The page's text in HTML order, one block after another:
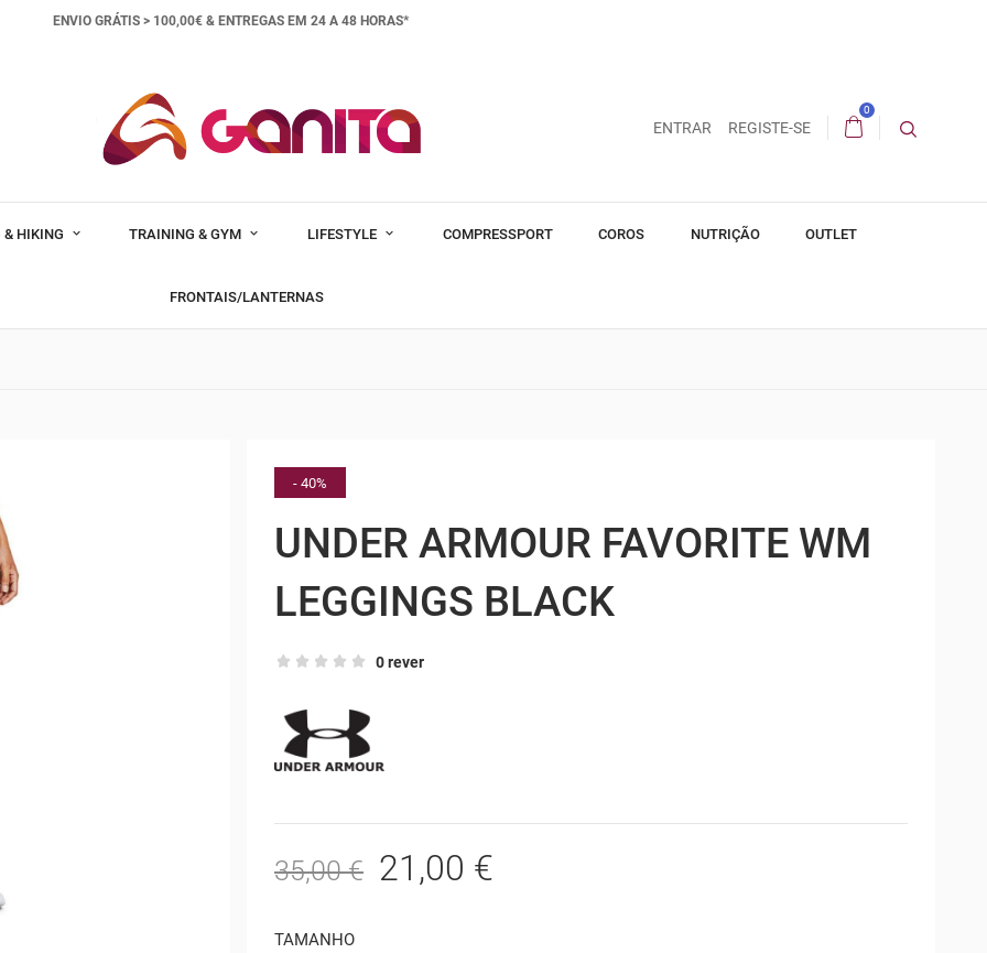
ENVIO GRÁTIS > 100,00€ & ENTREGAS EM 24 A 48 HORAS*
ENTRAR REGISTE-SE
0
& HIKING TRAINING & GYM LIFESTYLE COMPRESSPORT COROS NUTRIÇÃO OUTLET
FRONTAIS/LANTERNAS
- 40%
UNDER ARMOUR FAVORITE WM
LEGGINGS BLACK
0 rever
35,00 € 21,00 €
TAMANHO